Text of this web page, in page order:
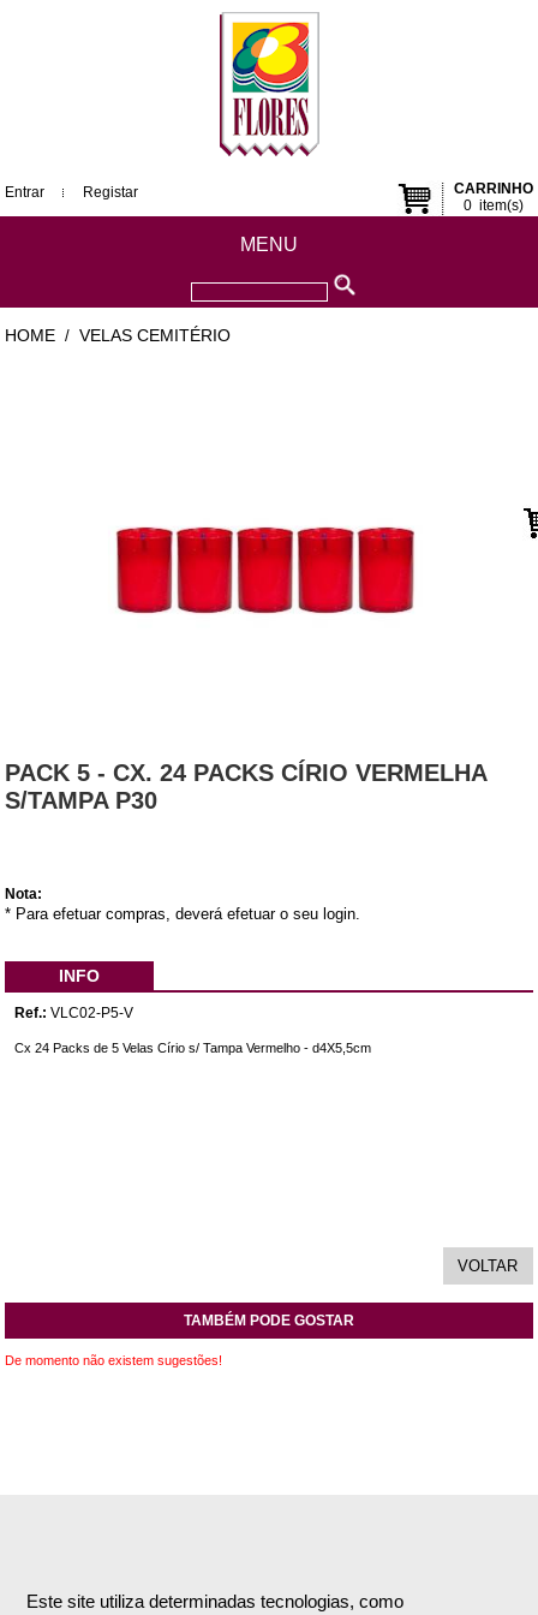
Este site utiliza determinadas tecnologias, como
CARRINHO
0item(s)
Entrar Registar
MENU
HOME / VELAS CEMITÉRIO
PACK 5 - CX. 24 PACKS CÍRIO VERMELHA
S/TAMPA P30
Nota:
* Para efetuar compras, deverá efetuar o seu login.
INFO
Ref.: VLC02-P5-V
Cx 24 Packs de 5 Velas Círio s/ Tampa Vermelho - d4X5,5cm
TAMBÉM PODE GOSTAR
De momento não existem sugestões!
Empresa
Encomendas & Pagamentos